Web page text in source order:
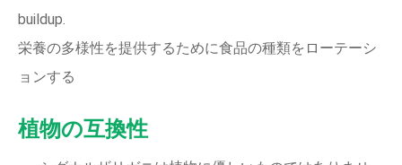
buildup.
栄養の多様性を提供するために食品の種類をローテーシ
ョンする
植物の互換性